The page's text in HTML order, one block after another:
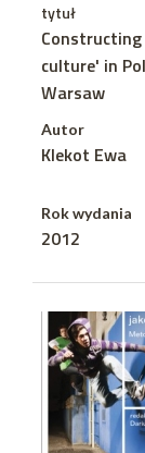
tytuł
culture' in
Warsaw
Autor
Klekot Ewa
Rok wydania
2012